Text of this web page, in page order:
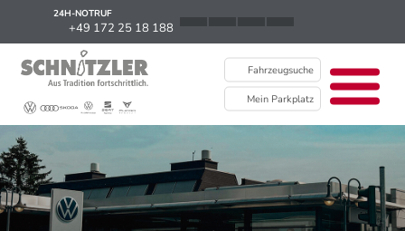
24H-NOTRUF
+49 172 25 18 188
Fahrzeugsuche
Mein Parkplatz
News
Kontakt / Standorte
Über uns
Newsletter